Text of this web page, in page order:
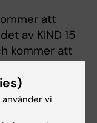
att
av KIND 15
kommer att
vi